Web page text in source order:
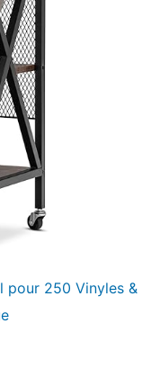
pour 250 Vinyles &